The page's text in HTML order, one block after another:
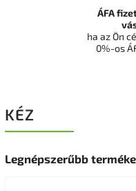
KÉZ
Legnépszerűbb
ÁFA
ha az Ön
0%-os